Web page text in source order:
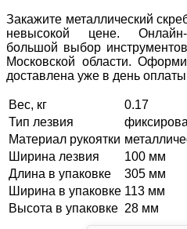
Закажите металлический
невысокой цене. Онлайн-
большой выбор
Московской области.
доставлена уже в день
Вес, кг
0.17
Тип лезвия
Материал рукоятки
Ширина лезвия
100 мм
Длина в упаковке
305 мм
Ширина в упаковке 113 мм
Высота в упаковке 28 мм